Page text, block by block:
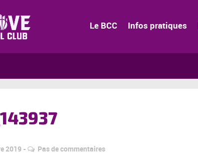
Le BCC Infos pratiques
2019 Pas de commentaires